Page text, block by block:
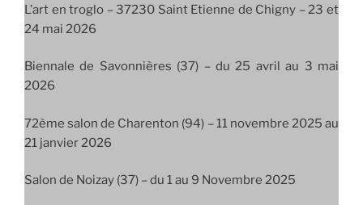
L’art en troglo – 37230 Saint Etienne de Chigny – 23 et
24 mai 2026
Biennale de Savonnières (37) – du 25 avril au 3 mai
2026
72ème salon de Charenton (94) – 11 novembre 2025 au
21 janvier 2026
Salon de Noizay (37) – du 1 au 9 Novembre 2025